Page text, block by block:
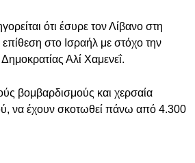
ότι έσυρε τον Λίβανο στη
στο Ισραήλ με στόχο την
Αλί Χαμενεΐ.
βομβαρδισμούς και χερσαία
να έχουν σκοτωθεί πάνω από 4.300